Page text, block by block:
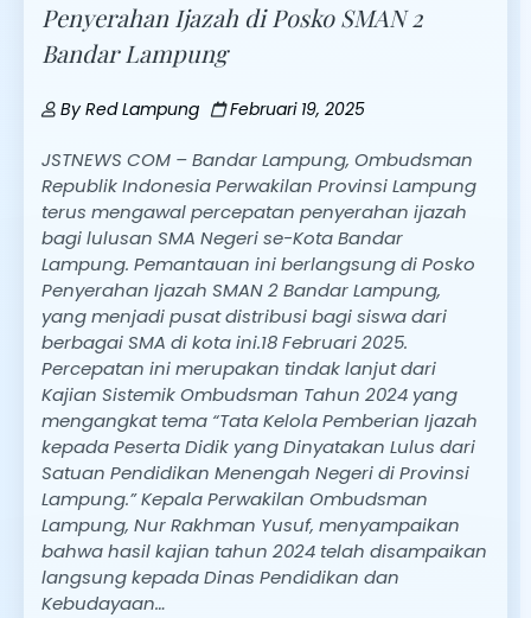
Penyerahan Ijazah di Posko SMAN 2
Bandar Lampung
By Red Lampung Februari 19, 2025
JSTNEWS COM – Bandar Lampung, Ombudsman
Republik Indonesia Perwakilan Provinsi Lampung
terus mengawal percepatan penyerahan ijazah
bagi lulusan SMA Negeri se-Kota Bandar
Lampung. Pemantauan ini berlangsung di Posko
Penyerahan Ijazah SMAN 2 Bandar Lampung,
yang menjadi pusat distribusi bagi siswa dari
berbagai SMA di kota ini.18 Februari 2025.
Percepatan ini merupakan tindak lanjut dari
Kajian Sistemik Ombudsman Tahun 2024 yang
mengangkat tema “Tata Kelola Pemberian Ijazah
kepada Peserta Didik yang Dinyatakan Lulus dari
Satuan Pendidikan Menengah Negeri di Provinsi
Lampung.” Kepala Perwakilan Ombudsman
Lampung, Nur Rakhman Yusuf, menyampaikan
bahwa hasil kajian tahun 2024 telah disampaikan
langsung kepada Dinas Pendidikan dan
Kebudayaan…